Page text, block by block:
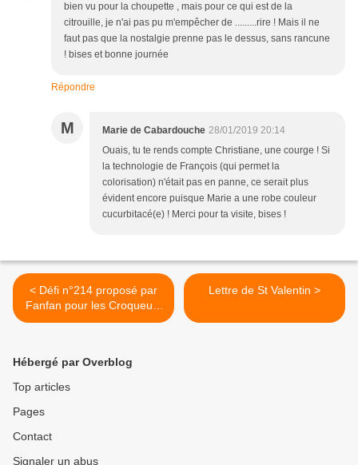
bien vu pour la choupette , mais pour ce qui est de la
citrouille, je n'ai pas pu m'empêcher de .........rire ! Mais il ne
faut pas que la nostalgie prenne pas le dessus, sans rancune
! bises et bonne journée
Répondre
M Marie de Cabardouche 28/01/2019 20:14
Ouais, tu te rends compte Christiane, une courge ! Si
la technologie de François (qui permet la
colorisation) n'était pas en panne, ce serait plus
évident encore puisque Marie a une robe couleur
cucurbitacé(e) ! Merci pour ta visite, bises !
< Défi n°214 proposé par
Fanfan pour les Croqueurs
de Mots
Lettre de St Valentin >
Hébergé par Overblog
Top articles
Pages
Contact
Signaler un abus